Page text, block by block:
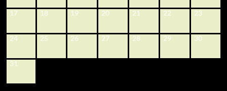
17 18 19 20 21 22 23
24 25 26 27 28 29 30
31